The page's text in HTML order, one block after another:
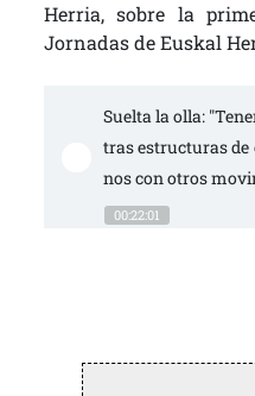
Herria, sobre la
Jornadas de Euskal
Suelta la olla:
tras estructuras
nos con otros
00:22:01